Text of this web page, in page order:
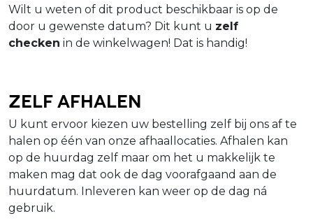
Wilt u weten of dit product beschikbaar is op de
door u gewenste datum? Dit kunt u zelf
checken in de winkelwagen! Dat is handig!
Zelf afhalen
U kunt ervoor kiezen uw bestelling zelf bij ons af te
halen op één van onze afhaallocaties. Afhalen kan
op de huurdag zelf maar om het u makkelijk te
maken mag dat ook de dag voorafgaand aan de
huurdatum. Inleveren kan weer op de dag ná
gebruik.